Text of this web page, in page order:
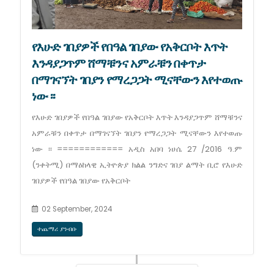
የእሁድ ገበያዎች የበዓል ገበያው የአቅርቦት እጥት
እንዳያጋጥም ሸማቹንና አምራቹን በቀጥታ
በማገናኘት ገበያን የማረጋጋት ሚናቸውን እየተወጡ
ነው ፡፡
የእሁድ ገበያዎች የበዓል ገበያው የአቅርቦት እጥት እንዳያጋጥም ሸማቹንና
አምራቹን በቀጥታ በማገናኘት ገበያን የማረጋጋት ሚናቸውን እየተወጡ
ነው ፡፡ ============ አዲስ አበባ ነሀሴ 27 /2016 ዓ.ም
(ንቀትሚ) በማዕከላዊ ኢትዮጵያ ክልል ንግድና ገበያ ልማት ቢሮ የእሁድ
ገበያዎች የበዓል ገበያው የአቅርቦት
02 September, 2024
ተጨማሪ ያንብቡ